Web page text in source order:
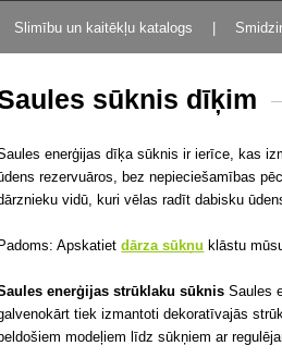
Slimību un kaitēkļu katalogs
sūknis dīķim
enerģijas dīķa sūknis ir ierīce, kas
rezervuāros, bez nepieciešamības
vidū, kuri vēlas radīt dabisku
Padoms: Apskatietdārza sūkņu klāstu
enerģijas strūklaku sūknis Saules
tiek izmantoti dekoratīvajās
modeļiem līdz sūkņiem ar